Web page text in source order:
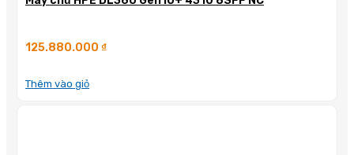
125.880.000 ₫
Thêm vào giỏ